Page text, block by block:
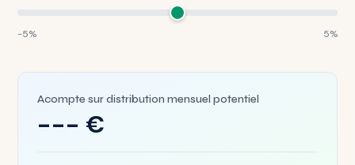
-5% 5%
Acompte sur distribution mensuel potentiel
--- €